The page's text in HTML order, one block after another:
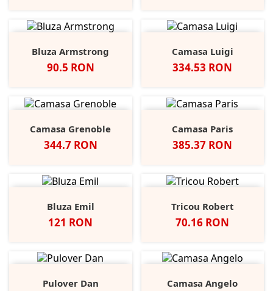
Bluza Armstrong
Pret
90.5 RON
Camasa Luigi
Pret
334.53 RON
Camasa Grenoble
Pret
344.7 RON
Camasa Paris
Pret
385.37 RON
Bluza Emil
Pret
121 RON
Tricou Robert
Pret
70.16 RON
Pulover Dan Camasa Angelo